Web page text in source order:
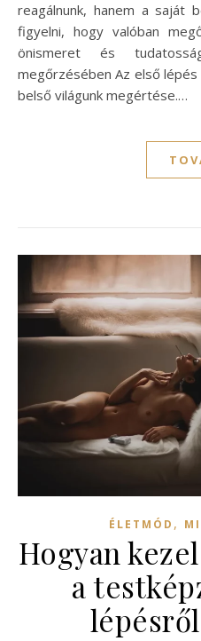
reagálnunk, hanem a saját
figyelni, hogy valóban
önismeret és
megőrzésében Az első
belső világunk megértése.…
ÉLETMÓD ,
Hogyan
a